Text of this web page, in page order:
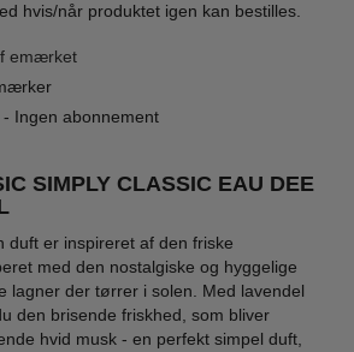
hvis/når produktet igen kan bestilles.
emærket
Ingen abonnement
SIMPLY CLASSIC EAU DEE
duft er inspireret af den friske
med den nostalgiske og hyggelige
lagner der tørrer i solen. Med lavendel
den brisende friskhed, som bliver
hvid musk - en perfekt simpel duft,